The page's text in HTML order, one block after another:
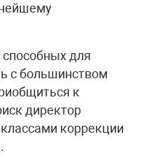
способных для
с большинством
к
директор
коррекции